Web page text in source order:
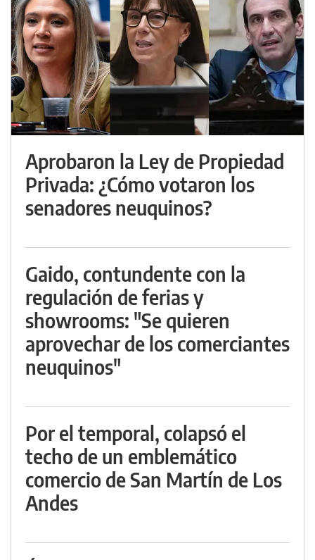
Aprobaron la Ley de Propiedad
Privada: ¿Cómo votaron los
senadores neuquinos?
Gaido, contundente con la
regulación de ferias y
showrooms: "Se quieren
aprovechar de los comerciantes
neuquinos"
Por el temporal, colapsó el
techo de un emblemático
comercio de San Martín de Los
Andes